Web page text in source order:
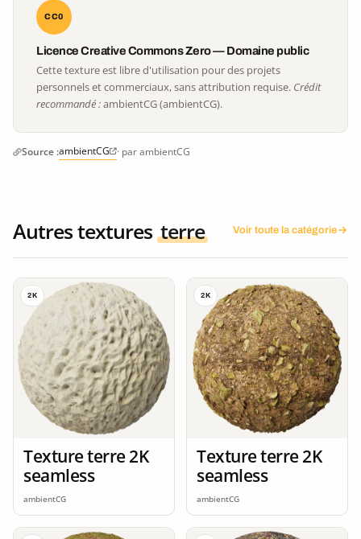
CC0
Licence Creative Commons Zero — Domaine public
Cette texture est libre d'utilisation pour des projets
personnels et commerciaux, sans attribution requise. Crédit
recommandé :ambientCG (ambientCG).
Source :ambientCG · par ambientCG
Autres textures terre Voir toute la catégorie
2K
Texture terre 2K
seamless
ambientCG
2K
Texture terre 2K
seamless
ambientCG